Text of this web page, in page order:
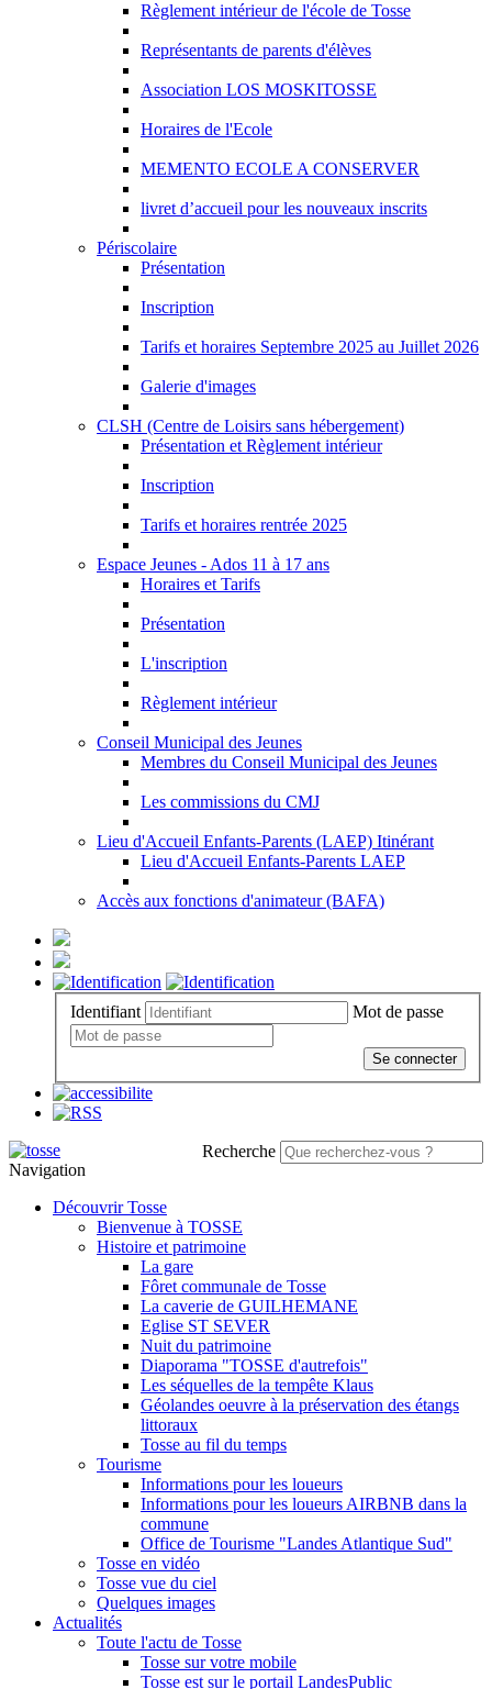
Règlement intérieur de l'école de Tosse
Représentants de parents d'élèves
Association LOS MOSKITOSSE
Horaires de l'Ecole
MEMENTO ECOLE A CONSERVER
livret d’accueil pour les nouveaux inscrits
Périscolaire
Présentation
Inscription
Tarifs et horaires Septembre 2025 au Juillet 2026
Galerie d'images
CLSH (Centre de Loisirs sans hébergement)
Présentation et Règlement intérieur
Inscription
Tarifs et horaires rentrée 2025
Espace Jeunes - Ados 11 à 17 ans
Horaires et Tarifs
Présentation
L'inscription
Règlement intérieur
Conseil Municipal des Jeunes
Membres du Conseil Municipal des Jeunes
Les commissions du CMJ
Lieu d'Accueil Enfants-Parents (LAEP) Itinérant
Lieu d'Accueil Enfants-Parents LAEP
Accès aux fonctions d'animateur (BAFA)
Identifiant Mot de passe
Se connecter
Recherche
Navigation
Découvrir Tosse
Bienvenue à TOSSE
Histoire et patrimoine
La gare
Fôret communale de Tosse
La caverie de GUILHEMANE
Eglise ST SEVER
Nuit du patrimoine
Diaporama "TOSSE d'autrefois"
Les séquelles de la tempête Klaus
Géolandes oeuvre à la préservation des étangs
littoraux
Tosse au fil du temps
Tourisme
Informations pour les loueurs
Informations pour les loueurs AIRBNB dans la
commune
Office de Tourisme "Landes Atlantique Sud"
Tosse en vidéo
Tosse vue du ciel
Quelques images
Actualités
Toute l'actu de Tosse
Tosse sur votre mobile
Tosse est sur le portail LandesPublic